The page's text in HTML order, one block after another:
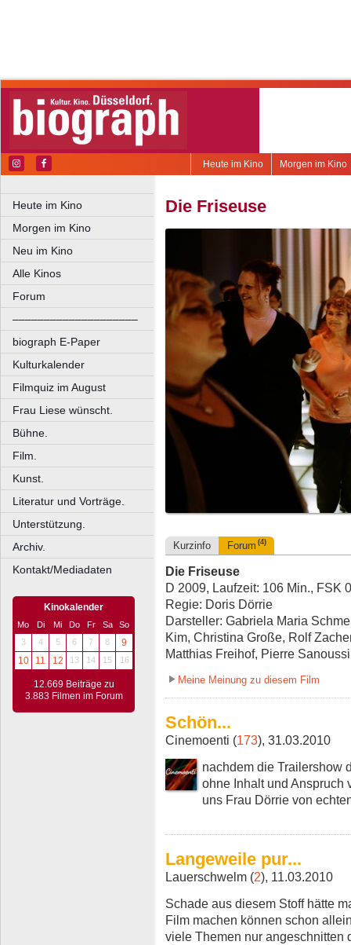
Morgen im Kino
Heute im Kino
Heute im Kino
Morgen im Kino
Neu im Kino
Alle Kinos
Forum
––––––––––––––––––––
biograph E-Paper
Kulturkalender
Filmquiz im August
Frau Liese wünscht.
Bühne.
Film.
Kunst.
Literatur und Vorträge.
Unterstützung.
Archiv.
Kontakt/Mediadaten
Kinokalender
Mo Di Mi Do Fr Sa
So
3
4 5 6 7 8
9
10
11 12 13 14 15 16
12.669 Beiträge zu
3.883 Filmen im Forum
Die Friseuse
Kurzinfo Forum (4)
Die Friseuse
D 2009, Laufzeit: 106 Min., FSK 0
Regie: Doris Dörrie
Darsteller: Gabriela Maria
Kim, Christina Große, Rolf
Matthias Freihof, Pierre
Meine Meinung zu diesem Film
Schön...
Cinemoenti (173), 31.03.2010
nachdem die Trailershow
ohne Inhalt und Anspruch
uns Frau Dörrie von
Langeweile pur...
Lauerschwelm (2), 11.03.2010
Schade aus diesem Stoff hätte
Film machen können schon
viele Themen nur angeschnitten